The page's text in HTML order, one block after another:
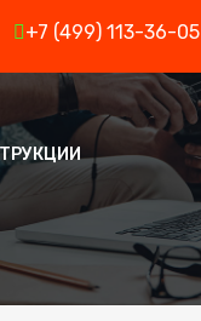
+7 (499) 113-36-05